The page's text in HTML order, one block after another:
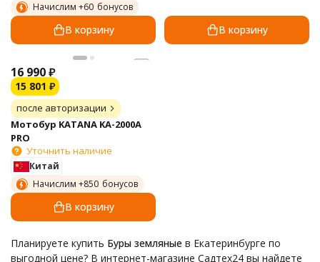
Начислим +60 бонусов
В корзину В корзину
16 990₽
15 801 ₽
после авторизации
Мотобур KATANA KA-2000A
PRO
Уточнить наличие
Китай
Начислим +850 бонусов
В корзину
Планируете купить Буры земляные в Екатеринбурге по
выгодной цене? В интернет-магазине Садтех24 вы найдете